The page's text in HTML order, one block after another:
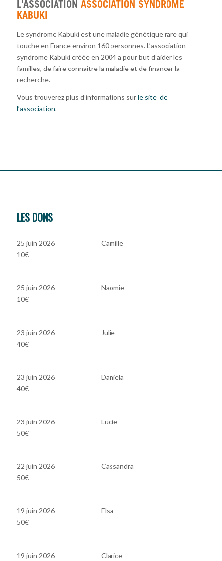
L'ASSOCIATION ASSOCIATION SYNDROME
KABUKI
Le syndrome Kabuki est une maladie génétique rare qui
touche en France environ 160 personnes. L’association
syndrome Kabuki créée en 2004 a pour but d’aider les
familles, de faire connaitre la maladie et de financer la
recherche.
Vous trouverez plus d’informations surle site de
l’association.
LES DONS
25 juin 2026
Camille
10€
25 juin 2026
Naomie
10€
23 juin 2026
Julie
40€
23 juin 2026
Daniela
40€
23 juin 2026
Lucie
50€
22 juin 2026
Cassandra
50€
19 juin 2026
Elsa
50€
19 juin 2026 Clarice